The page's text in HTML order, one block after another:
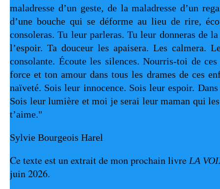
maladresse d’un geste, de la maladresse d’un
d’une bouche qui se déforme au lieu de rire,
consoleras. Tu leur parleras. Tu leur donneras de
l’espoir. Ta douceur les apaisera. Les calmera.
consolante. Écoute les silences. Nourris-toi de
force et ton amour dans tous les drames de ces
naïveté. Sois leur innocence. Sois leur espoir.
Sois leur lumière et moi je serai leur maman qui
t’aime."
Sylvie Bourgeois Harel
Ce texte est un extrait de mon prochain livre LA
juin 2026.